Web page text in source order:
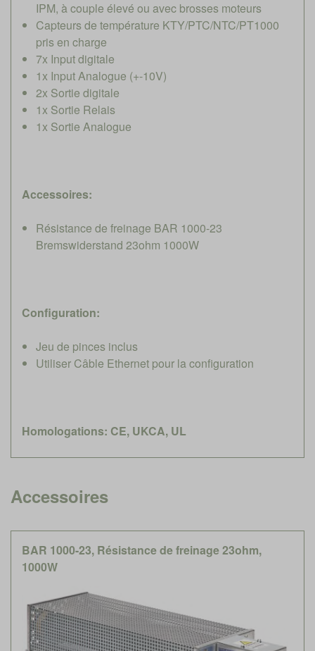
IPM, à couple élevé ou avec brosses moteurs
Capteurs de température KTY/PTC/NTC/PT1000
pris en charge
7x Input digitale
1x Input Analogue (+-10V)
2x Sortie digitale
1x Sortie Relais
1x Sortie Analogue
Accessoires:
Résistance de freinage BAR 1000-23
Bremswiderstand 23ohm 1000W
Configuration:
Jeu de pinces inclus
Utiliser Câble Ethernet pour la configuration
Homologations: CE, UKCA, UL
Accessoires
BAR 1000-23, Résistance de freinage 23ohm,
1000W